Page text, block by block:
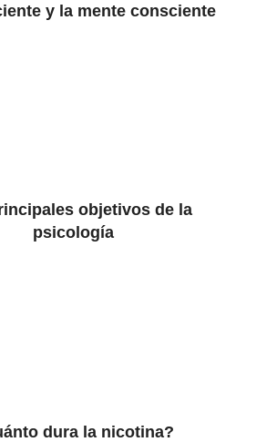
y la mente consciente
objetivos de la
psicología
dura la nicotina?